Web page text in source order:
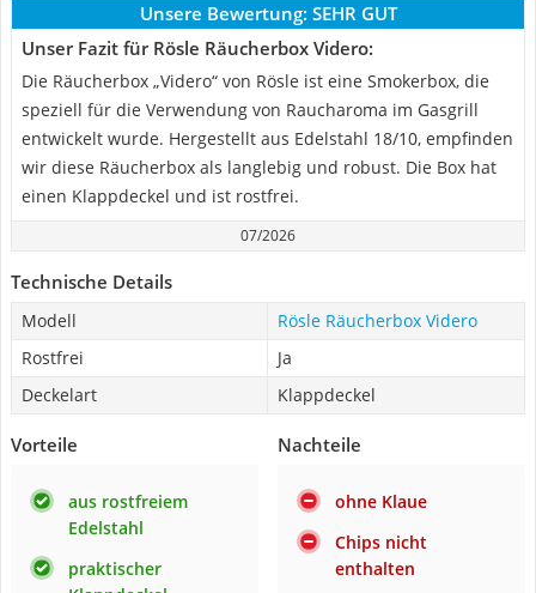
Unsere Bewertung: SEHR GUT
Unser Fazit für Rösle Räucherbox Videro:
Die Räucherbox „Videro“ von Rösle ist eine Smokerbox, die
speziell für die Verwendung von Raucharoma im Gasgrill
entwickelt wurde. Hergestellt aus Edelstahl 18/10, empfinden
wir diese Räucherbox als langlebig und robust. Die Box hat
einen Klappdeckel und ist rostfrei.
07/2026
Technische Details
Modell
Rösle Räucherbox Videro
Rostfrei
Ja
Deckelart
Klappdeckel
Vorteile
aus rostfreiem
Edelstahl
praktischer
Nachteile
ohne Klaue
Chips nicht
enthalten